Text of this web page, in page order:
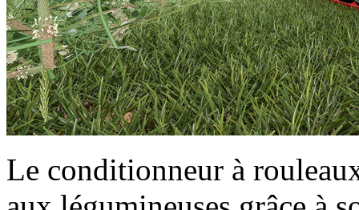
Le conditionneur à